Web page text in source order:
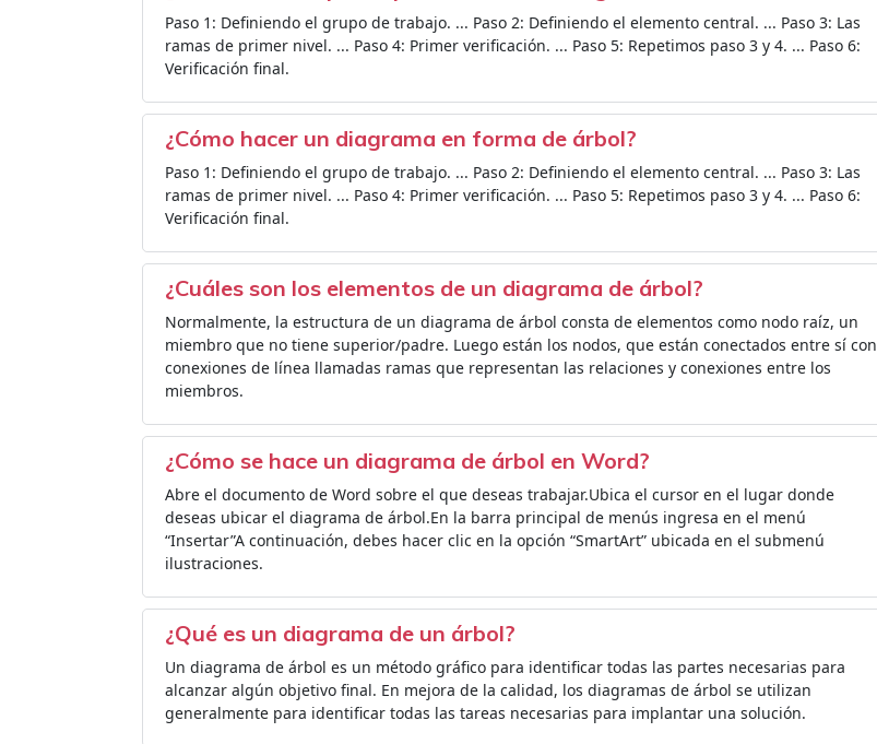
Paso 1: Definiendo el grupo de trabajo. ... Paso 2: Definiendo el elemento central. ... Paso 3: Las
ramas de primer nivel. ... Paso 4: Primer verificación. ... Paso 5: Repetimos paso 3 y 4. ... Paso 6:
Verificación final.
¿Cómo hacer un diagrama en forma de árbol?
Paso 1: Definiendo el grupo de trabajo. ... Paso 2: Definiendo el elemento central. ... Paso 3: Las
ramas de primer nivel. ... Paso 4: Primer verificación. ... Paso 5: Repetimos paso 3 y 4. ... Paso 6:
Verificación final.
¿Cuáles son los elementos de un diagrama de árbol?
Normalmente, la estructura de un diagrama de árbol consta de elementos como nodo raíz, un
miembro que no tiene superior/padre. Luego están los nodos, que están conectados entre sí con
conexiones de línea llamadas ramas que representan las relaciones y conexiones entre los
miembros.
¿Cómo se hace un diagrama de árbol en Word?
Abre el documento de Word sobre el que deseas trabajar.Ubica el cursor en el lugar donde
deseas ubicar el diagrama de árbol.En la barra principal de menús ingresa en el menú
“Insertar”A continuación, debes hacer clic en la opción “SmartArt” ubicada en el submenú
ilustraciones.
¿Qué es un diagrama de un árbol?
Un diagrama de árbol es un método gráfico para identificar todas las partes necesarias para
alcanzar algún objetivo final. En mejora de la calidad, los diagramas de árbol se utilizan
generalmente para identificar todas las tareas necesarias para implantar una solución.